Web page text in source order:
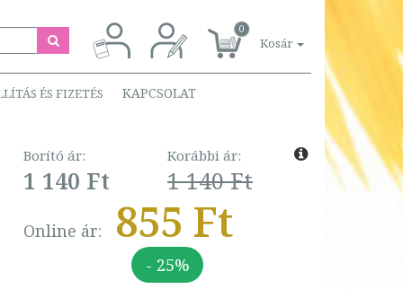
0
Kosár
ÉS FIZETÉS KAPCSOLAT
Borító ár:
1 140 Ft
Korábbi ár:
1 140 Ft
Online ár: 855 Ft
- 25%